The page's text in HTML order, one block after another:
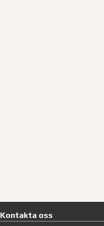
Kontakta oss